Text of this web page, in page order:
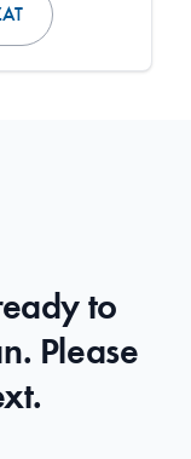
to
Please